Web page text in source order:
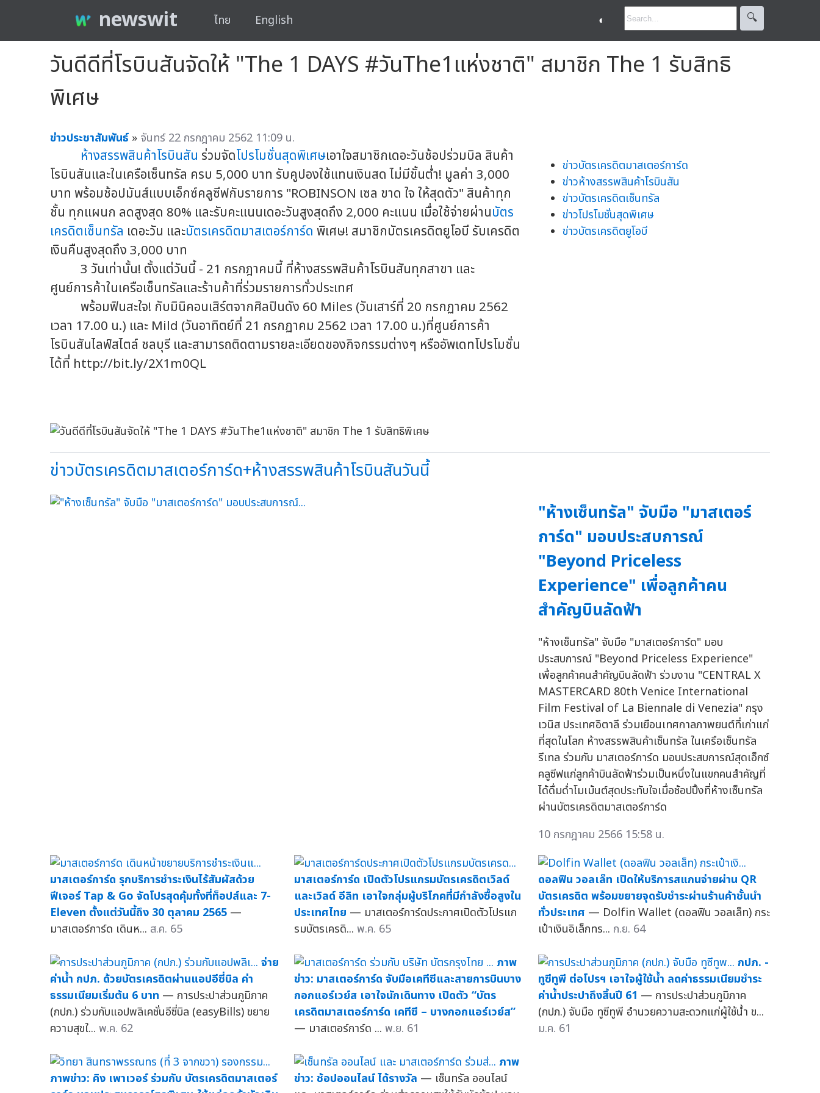
newswit ไทย English ◐ 🔍︎
วันดีดีที่โรบินสันจัดให้ "The 1 DAYS #วันThe1แห่งชาติ" สมาชิก The 1 รับสิทธิ
พิเศษ
ข่าวประชาสัมพันธ์ » จันทร์ 22 กรกฎาคม 2562 11:09 น.
ห้างสรรพสินค้าโรบินสัน ร่วมจัดโปรโมชั่นสุดพิเศษเอาใจสมาชิกเดอะวันช้อปร่วมบิล สินค้า
โรบินสันและในเครือเซ็นทรัล ครบ 5,000 บาท รับคูปองใช้แทนเงินสด ไม่มีขั้นต่ำ! มูลค่า 3,000
บาท พร้อมช้อปมันส์แบบเอ็กซ์คลูซีฟกับรายการ "ROBINSON เซล ขาด ใจ ให้สุดตัว" สินค้าทุก
ชั้น ทุกแผนก ลดสูงสุด 80% และรับคะแนนเดอะวันสูงสุดถึง 2,000 คะแนน เมื่อใช้จ่ายผ่านบัตร
เครดิตเซ็นทรัล เดอะวัน และบัตรเครดิตมาสเตอร์การ์ด พิเศษ! สมาชิกบัตรเครดิตยูโอบี รับเครดิต
เงินคืนสูงสุดถึง 3,000 บาท
3 วันเท่านั้น! ตั้งแต่วันนี้ - 21 กรกฎาคมนี้ ที่ห้างสรรพสินค้าโรบินสันทุกสาขา และ
ศูนย์การค้าในเครือเซ็นทรัลและร้านค้าที่ร่วมรายการทั่วประเทศ
พร้อมฟินสะใจ! กับมินิคอนเสิร์ตจากศิลปินดัง 60 Miles (วันเสาร์ที่ 20 กรกฏาคม 2562
เวลา 17.00 น.) และ Mild (วันอาทิตย์ที่ 21 กรกฏาคม 2562 เวลา 17.00 น.)ที่ศูนย์การค้า
โรบินสันไลฟ์สไตล์ ชลบุรี และสามารถติดตามรายละเอียดของกิจกรรมต่างๆ หรืออัพเดทโปรโมชั่น
ได้ที่ http://bit.ly/2X1m0QL
ข่าวบัตรเครดิตมาสเตอร์การ์ด
ข่าวห้างสรรพสินค้าโรบินสัน
ข่าวบัตรเครดิตเซ็นทรัล
ข่าวโปรโมชั่นสุดพิเศษ
ข่าวบัตรเครดิตยูโอบี
ข่าวบัตรเครดิตมาสเตอร์การ์ด+ห้างสรรพสินค้าโรบินสันวันนี้
"ห้างเซ็นทรัล" จับมือ "มาสเตอร์
การ์ด" มอบประสบการณ์
"Beyond Priceless
Experience" เพื่อลูกค้าคน
สำคัญบินลัดฟ้า
"ห้างเซ็นทรัล" จับมือ "มาสเตอร์การ์ด" มอบ
ประสบการณ์ "Beyond Priceless Experience"
เพื่อลูกค้าคนสำคัญบินลัดฟ้า ร่วมงาน "CENTRAL X
MASTERCARD 80th Venice International
Film Festival of La Biennale di Venezia" กรุง
เวนิส ประเทศอิตาลี ร่วมเยือนเทศกาลภาพยนต์ที่เก่าแก่
ที่สุดในโลก ห้างสรรพสินค้าเซ็นทรัล ในเครือเซ็นทรัล
รีเทล ร่วมกับ มาสเตอร์การ์ด มอบประสบการณ์สุดเอ็กซ์
คลูซีฟแก่ลูกค้าบินลัดฟ้าร่วมเป็นหนึ่งในแขกคนสำคัญที่
ได้ดื่มด่ำโมเม้นต์สุดประทับใจเมื่อช้อปปิ้งที่ห้างเซ็นทรัล
ผ่านบัตรเครดิตมาสเตอร์การ์ด
10 กรกฎาคม 2566 15:58 น.
มาสเตอร์การ์ด รุกบริการชำระเงินไร้สัมผัสด้วย
ฟีเจอร์ Tap & Go จัดโปรสุดคุ้มทั้งที่ท็อปส์และ 7-
Eleven ตั้งแต่วันนี้ถึง 30 ตุลาคม 2565 —
มาสเตอร์การ์ด เดินห... ส.ค. 65
มาสเตอร์การ์ด เปิดตัวโปรแกรมบัตรเครดิตเวิลด์
และเวิลด์ อีลิท เอาใจกลุ่มผู้บริโภคที่มีกำลังซื้อสูงใน
ประเทศไทย — มาสเตอร์การ์ดประกาศเปิดตัวโปรแก
รมบัตรเครดิ... พ.ค. 65
ดอลฟิน วอลเล็ท เปิดให้บริการสแกนจ่ายผ่าน QR
บัตรเครดิต พร้อมขยายจุดรับชำระผ่านร้านค้าชั้นนำ
ทั่วประเทศ — Dolfin Wallet (ดอลฟิน วอลเล็ท) กระ
เป๋าเงินอิเล็กทร... ก.ย. 64
จ่าย
ค่าน้ำ กปภ. ด้วยบัตรเครดิตผ่านแอปอีซี่บิล ค่า
ธรรมเนียมเริ่มต้น 6 บาท — การประปาส่วนภูมิภาค
(กปภ.) ร่วมกับแอปพลิเคชั่นอีซี่บิล (easyBills) ขยาย
ความสุขใ... พ.ค. 62
ภาพ
ข่าว: มาสเตอร์การ์ด จับมือเคทีซีและสายการบินบาง
กอกแอร์เวย์ส เอาใจนักเดินทาง เปิดตัว “บัตร
เครดิตมาสเตอร์การ์ด เคทีซี – บางกอกแอร์เวย์ส”
— มาสเตอร์การ์ด ... พ.ย. 61
กปภ. -
ทูซีทูพี ต่อโปรฯ เอาใจผู้ใช้น้ำ ลดค่าธรรมเนียมชำระ
ค่าน้ำประปาถึงสิ้นปี 61 — การประปาส่วนภูมิภาค
(กปภ.) จับมือ ทูซีทูพี อำนวยความสะดวกแก่ผู้ใช้น้ำ ข...
ม.ค. 61
ภาพข่าว: คิง เพาเวอร์ ร่วมกับ บัตรเครดิตมาสเตอร์
ภาพ
ข่าว: ช้อปออนไลน์ ได้รางวัล — เซ็นทรัล ออนไลน์